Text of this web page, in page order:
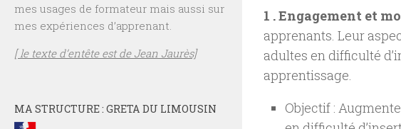
1 . Engagement et
apprenants. Leur
adultes en difficulté
apprentissage.
Objectif :
mes usages de formateur mais aussi sur
mes expériences d’apprenant.
[ le texte d’entête est de Jean Jaurès]
MA STRUCTURE : GRETA DU LIMOUSIN